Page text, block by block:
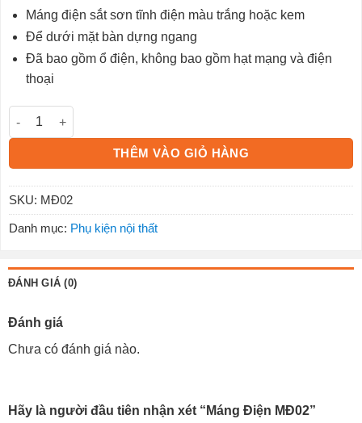
Máng điện sắt sơn tĩnh điện màu trắng hoặc kem
Để dưới mặt bàn dựng ngang
Đã bao gồm ổ điện, không bao gồm hạt mạng và điện
thoại
Máng Điện MĐ02 số lượng
THÊM VÀO GIỎ HÀNG
SKU: MĐ02
Danh mục: Phụ kiện nội thất
ĐÁNH GIÁ (0)
Đánh giá
Chưa có đánh giá nào.
Hãy là người đầu tiên nhận xét “Máng Điện MĐ02”